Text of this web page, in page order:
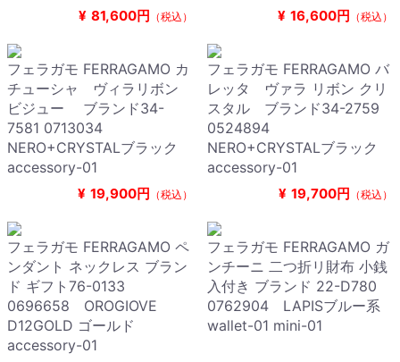
¥ 81,600円 （税込） ¥ 16,600円 （税込）
フェラガモ FERRAGAMO カ
チューシャ ヴィラリボン
ビジュー ブランド34-
7581 0713034
NERO+CRYSTALブラック
accessory-01
¥ 19,900円 （税込）
フェラガモ FERRAGAMO バ
レッタ ヴァラ リボン クリ
スタル ブランド34-2759
0524894
NERO+CRYSTALブラック
accessory-01
¥ 19,700円 （税込）
フェラガモ FERRAGAMO ペ
ンダント ネックレス ブラン
ド ギフト76-0133
0696658 OROGIOVE
D12GOLD ゴールド
accessory-01
フェラガモ FERRAGAMO ガ
ンチーニ 二つ折リ財布 小銭
入付き ブランド 22-D780
0762904 LAPISブルー系
wallet-01 mini-01